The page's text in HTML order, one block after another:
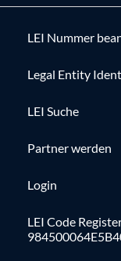
LEI Nummer
Legal Entity
LEI Suche
Partner werden
Login
LEI Code